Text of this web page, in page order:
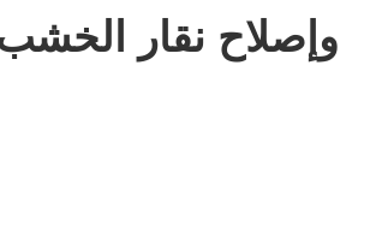
وإصلاح نقار الخشب